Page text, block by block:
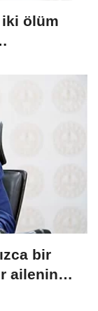
ölüm
bir
ailenin